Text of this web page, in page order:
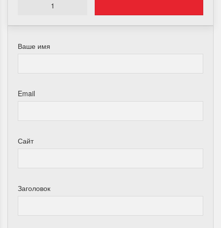
Ваше имя
Email
Сайт
Заголовок